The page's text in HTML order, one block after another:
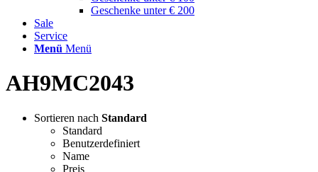
Geschenke unter € 200
Sale
Service
Menü Menü
AH9MC2043
Sortieren nach Standard
Standard
Benutzerdefiniert
Name
Preis